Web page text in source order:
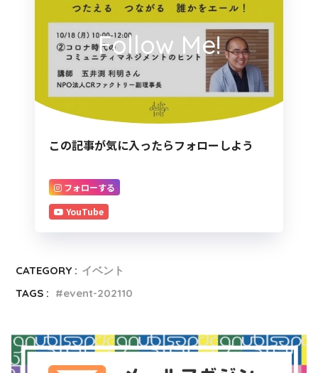
Follow Me!
この記事が気に入ったらフォローしよう
フォローする
YouTube
CATEGORY : イベント
TAGS :
event-202110